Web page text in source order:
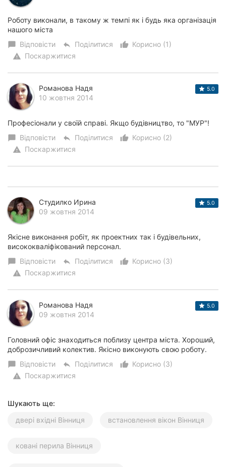
Роботу виконали, в такому ж темпі як і будь яка організація
нашого міста
chat_bubble Відповісти reply Поділитися thumb_up_alt
Корисно (1)
warning Поскаржитися
Романова Надя
10 жовтня 2014
5.0
Професіонали у своїй справі. Якщо будівництво, то "МУР"!
chat_bubble Відповісти reply Поділитися thumb_up_alt
Корисно (2)
warning Поскаржитися
Студилко Ирина
09 жовтня 2014
5.0
Якісне виконання робіт, як проектних так і будівельних,
висококваліфікований персонал.
chat_bubble Відповісти reply Поділитися thumb_up_alt
Корисно (3)
warning Поскаржитися
Романова Надя
09 жовтня 2014
5.0
Головний офіс знаходиться поблизу центра міста. Хороший,
доброзичливий колектив. Якісно виконують свою роботу.
chat_bubble Відповісти reply Поділитися thumb_up_alt
Корисно (3)
warning Поскаржитися
Шукають ще:
двері вхідні Вінниця
встановлення вікон Вінниця
ковані перила Вінниця